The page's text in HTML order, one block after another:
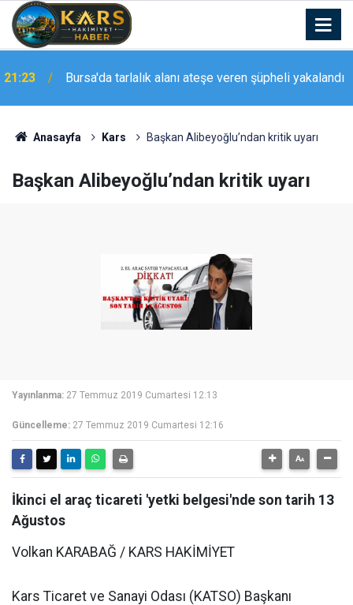
21:23
araç kuyruğu oluştu
Anasayfa Kars Başkan Alibeyoğlu’ndan kritik uyarı
Başkan Alibeyoğlu’ndan kritik uyarı
Yayınlanma: 27 Temmuz 2019 Cumartesi 12:13
Güncelleme: 27 Temmuz 2019 Cumartesi 12:16
İkinci el araç ticareti 'yetki belgesi'nde son tarih 13
Ağustos
Volkan KARABAĞ / KARS HAKİMİYET
Kars Ticaret ve Sanayi Odası (KATSO) Başkanı